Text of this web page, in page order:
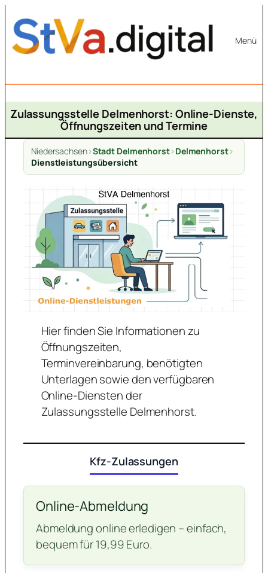
Inhalt
springen
Menü
Zulassungsstelle Delmenhorst: Online-Dienste,
Öffnungszeiten und Termine
Niedersachsen>Stadt Delmenhorst>Delmenhorst>
Dienstleistungsübersicht
Hier finden Sie Informationen zu
Öffnungszeiten,
Terminvereinbarung, benötigten
Unterlagen sowie den verfügbaren
Online-Diensten der
Zulassungsstelle Delmenhorst.
Kfz-Zulassungen
Online-Abmeldung
Abmeldung online erledigen – einfach,
bequem für 19,99 Euro.